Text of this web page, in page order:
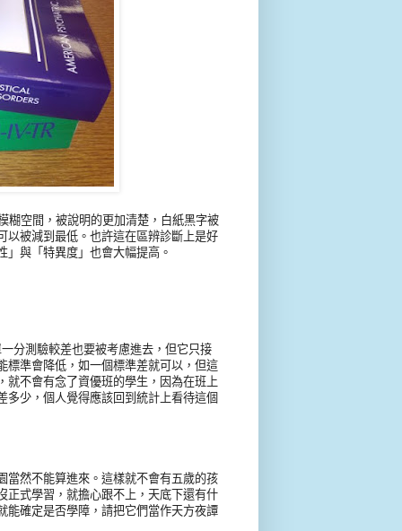
糊空間，被說明的更加清楚，白紙黑字被
以被減到最低。也許這在區辨診斷上是好
與「特異度」也會大幅提高。
分測驗較差也要被考慮進去，但它只接
標準會降低，如一個標準差就可以，但這
就不會有念了資優班的學生，因為在班上
少，個人覺得應該回到統計上看待這個
當然不能算進來。這樣就不會有五歲的孩
正式學習，就擔心跟不上，天底下還有什
能確定是否學障，請把它們當作天方夜譚